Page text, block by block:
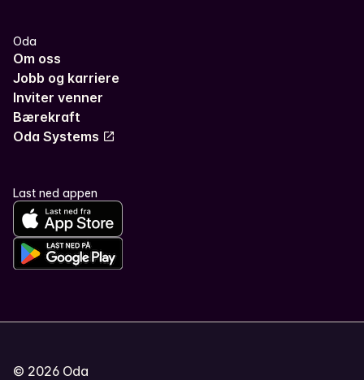
Oda
Om oss
Jobb og karriere
Inviter venner
Bærekraft
Oda Systems
Last ned appen
© 2026 Oda